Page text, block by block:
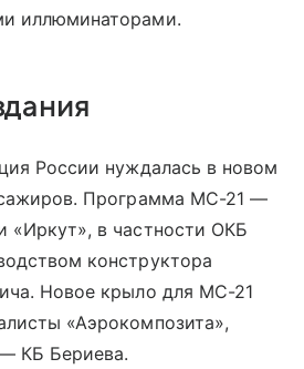
иллюминаторами.
России нуждалась в новом
Программа МС-21 —
«Иркут», в частности ОКБ
конструктора
Новое крыло для МС-21
«Аэрокомпозита»,
КБ Бериева.